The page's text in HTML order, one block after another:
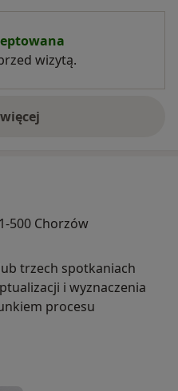
wizytą.
o doświadczeniu
500 Chorzów
trzech spotkaniach
i wyznaczenia
procesu
rezerwacji